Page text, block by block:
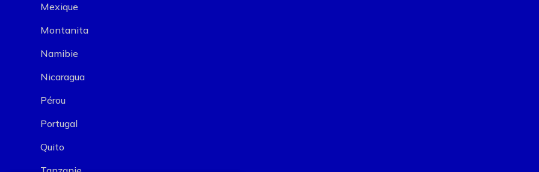
Mexique
Montanita
Namibie
Nicaragua
Pérou
Portugal
Quito